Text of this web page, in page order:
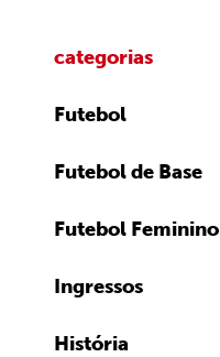
categorias
Futebol
Futebol de Base
Futebol Feminino
Ingressos
História